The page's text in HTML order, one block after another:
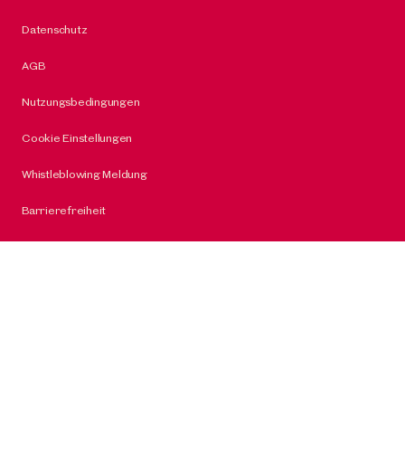
Datenschutz
AGB
Nutzungsbedingungen
Cookie Einstellungen
Whistleblowing Meldung
Barrierefreiheit